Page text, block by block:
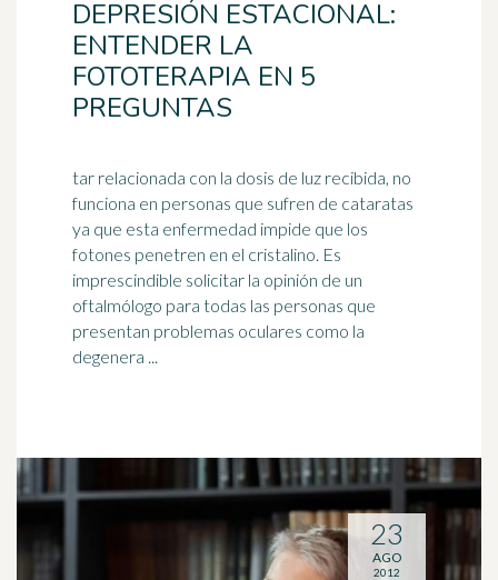
DEPRESIÓN ESTACIONAL:
ENTENDER LA
FOTOTERAPIA EN 5
PREGUNTAS
tar relacionada con la dosis de luz recibida, no
funciona en personas que sufren de cataratas
ya que esta enfermedad impide que los
fotones penetren en el cristalino. Es
imprescindible solicitar la opinión de un
oftalmólogo para todas las personas que
presentan problemas oculares como la
degenera ...
23
AGO
2012